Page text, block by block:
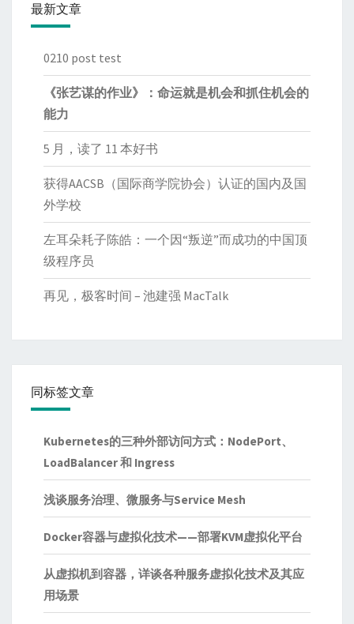
最新文章
0210 post test
《张艺谋的作业》：命运就是机会和抓住机会的
能力
5 月，读了 11 本好书
获得AACSB（国际商学院协会）认证的国内及国
外学校
左耳朵耗子陈皓：一个因“叛逆”而成功的中国顶
级程序员
再见，极客时间 – 池建强 MacTalk
同标签文章
Kubernetes的三种外部访问方式：NodePort、
LoadBalancer 和 Ingress
浅谈服务治理、微服务与Service Mesh
Docker容器与虚拟化技术——部署KVM虚拟化平台
从虚拟机到容器，详谈各种服务虚拟化技术及其应
用场景